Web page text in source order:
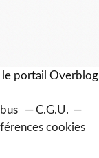
le portail Overblog
C.G.U.
cookies